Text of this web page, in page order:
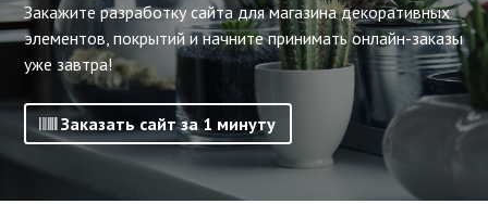
Закажите разработку сайта для магазина декоративных
элементов, покрытий и начните принимать онлайн-заказы
уже завтра!
Заказать сайт за 1 минуту